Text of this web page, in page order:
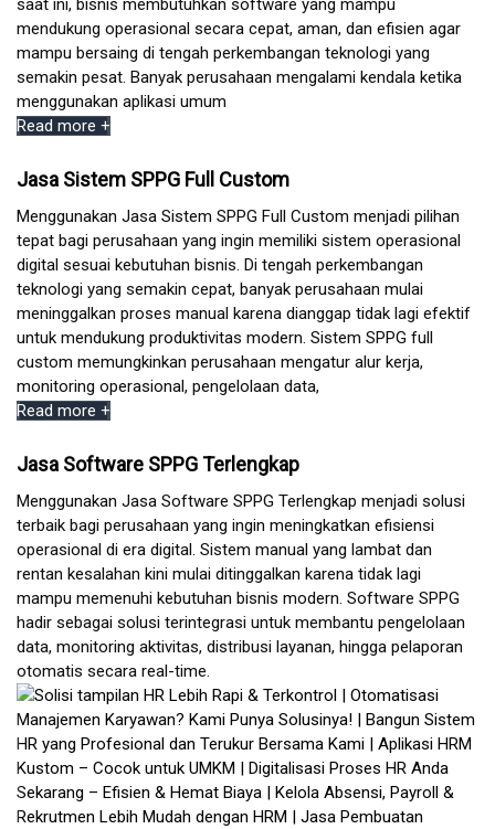
saat ini, bisnis membutuhkan software yang mampu
mendukung operasional secara cepat, aman, dan efisien agar
mampu bersaing di tengah perkembangan teknologi yang
semakin pesat. Banyak perusahaan mengalami kendala ketika
menggunakan aplikasi umum
Read more +
Jasa Sistem SPPG Full Custom
Menggunakan Jasa Sistem SPPG Full Custom menjadi pilihan
tepat bagi perusahaan yang ingin memiliki sistem operasional
digital sesuai kebutuhan bisnis. Di tengah perkembangan
teknologi yang semakin cepat, banyak perusahaan mulai
meninggalkan proses manual karena dianggap tidak lagi efektif
untuk mendukung produktivitas modern. Sistem SPPG full
custom memungkinkan perusahaan mengatur alur kerja,
monitoring operasional, pengelolaan data,
Read more +
Jasa Software SPPG Terlengkap
Menggunakan Jasa Software SPPG Terlengkap menjadi solusi
terbaik bagi perusahaan yang ingin meningkatkan efisiensi
operasional di era digital. Sistem manual yang lambat dan
rentan kesalahan kini mulai ditinggalkan karena tidak lagi
mampu memenuhi kebutuhan bisnis modern. Software SPPG
hadir sebagai solusi terintegrasi untuk membantu pengelolaan
data, monitoring aktivitas, distribusi layanan, hingga pelaporan
otomatis secara real-time.